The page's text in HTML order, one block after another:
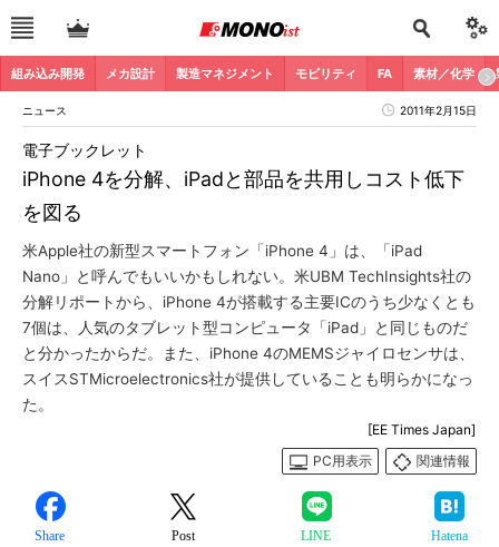
組み込み開発 メカ設計 製造マネジメント モビリティ FA 素材／化学
ニュース 2011年2月15日
iPhone 4を分解、iPadと部品を共用しコスト低下
を図る
電子ブックレット
米Apple社の新型スマートフォン「iPhone 4」は、「iPad
Nano」と呼んでもいいかもしれない。米UBM TechInsights社の
分解リポートから、iPhone 4が搭載する主要ICのうち少なくとも
7個は、人気のタブレット型コンピュータ「iPad」と同じものだ
と分かったからだ。また、iPhone 4のMEMSジャイロセンサは、
スイスSTMicroelectronics社が提供していることも明らかになっ
た。
[EE Times Japan]
PC用表示
関連情報
Share Post LINE Hatena